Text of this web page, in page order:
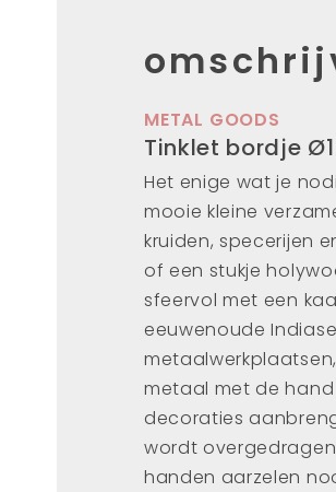
METAL GOODS
Tinklet bordje
Het enige wat je
mooie kleine
kruiden, specerijen
of een stukje
sfeervol met een
eeuwenoude
metaal met de
decoraties
wordt
handen aarzelen